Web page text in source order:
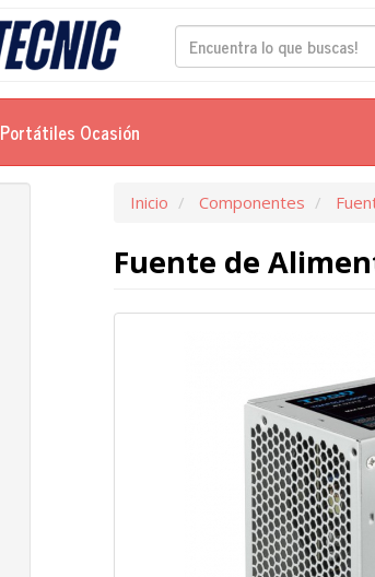
Portátiles Ocasión
Inicio Componentes
Fuente de